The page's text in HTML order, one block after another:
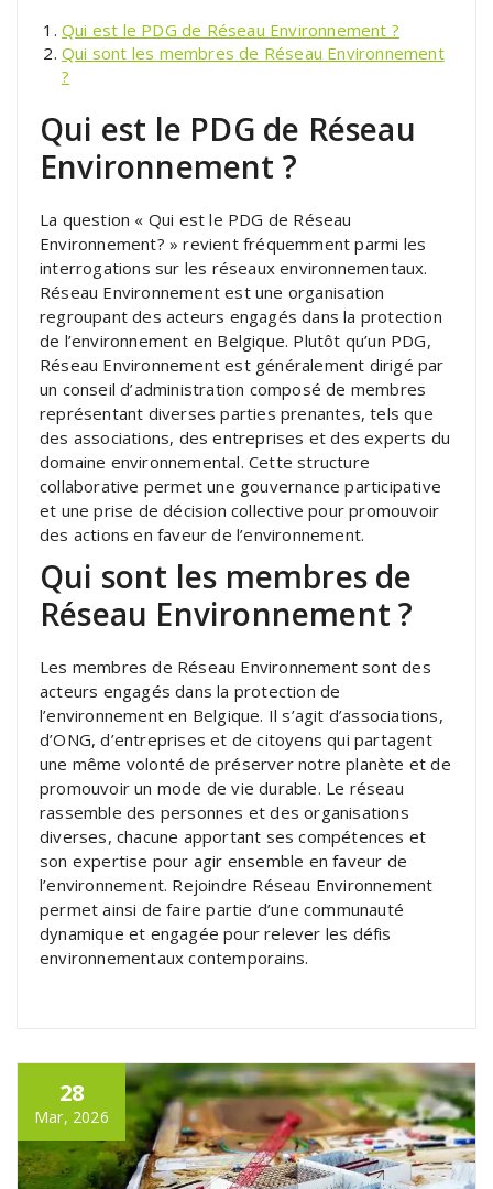
Qui est le PDG de Réseau Environnement ?
Qui sont les membres de Réseau Environnement
?
Qui est le PDG de Réseau
Environnement ?
La question « Qui est le PDG de Réseau
Environnement? » revient fréquemment parmi les
interrogations sur les réseaux environnementaux.
Réseau Environnement est une organisation
regroupant des acteurs engagés dans la protection
de l’environnement en Belgique. Plutôt qu’un PDG,
Réseau Environnement est généralement dirigé par
un conseil d’administration composé de membres
représentant diverses parties prenantes, tels que
des associations, des entreprises et des experts du
domaine environnemental. Cette structure
collaborative permet une gouvernance participative
et une prise de décision collective pour promouvoir
des actions en faveur de l’environnement.
Qui sont les membres de
Réseau Environnement ?
Les membres de Réseau Environnement sont des
acteurs engagés dans la protection de
l’environnement en Belgique. Il s’agit d’associations,
d’ONG, d’entreprises et de citoyens qui partagent
une même volonté de préserver notre planète et de
promouvoir un mode de vie durable. Le réseau
rassemble des personnes et des organisations
diverses, chacune apportant ses compétences et
son expertise pour agir ensemble en faveur de
l’environnement. Rejoindre Réseau Environnement
permet ainsi de faire partie d’une communauté
dynamique et engagée pour relever les défis
environnementaux contemporains.
28
Mar, 2026